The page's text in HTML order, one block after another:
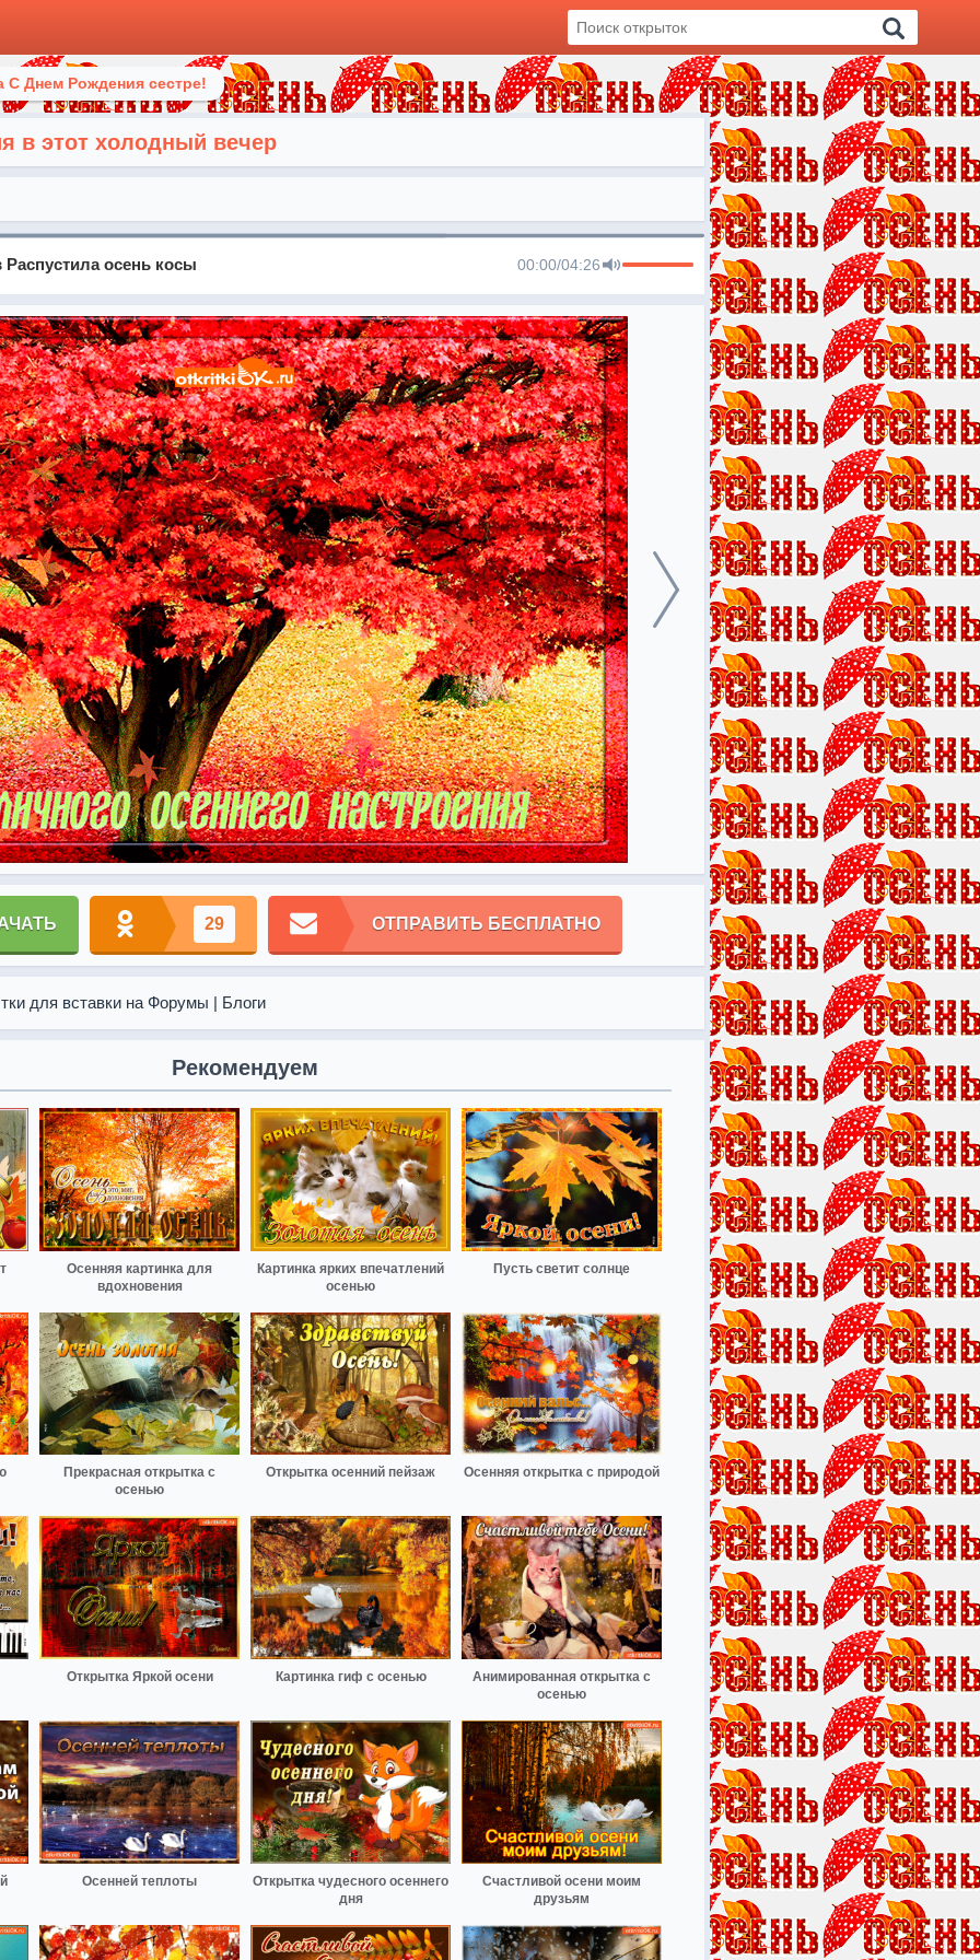
С Днем Рождения сестре!
в этот холодный вечер
осень косы 00:00/04:26
29 ОТПРАВИТЬ БЕСПЛАТНО
для вставки на Форумы | Блоги
Рекомендуем
Осенняя картинка для
вдохновения
Картинка ярких впечатлений
осенью
Пусть светит солнце
Прекрасная открытка с
осенью
Открытка осенний пейзаж Осенняя открытка с природой
Открытка Яркой осени Картинка гиф с осенью
Анимированная открытка с
осенью
Осенней теплоты
Открытка чудесного осеннего
дня
Счастливой осени моим
друзьям